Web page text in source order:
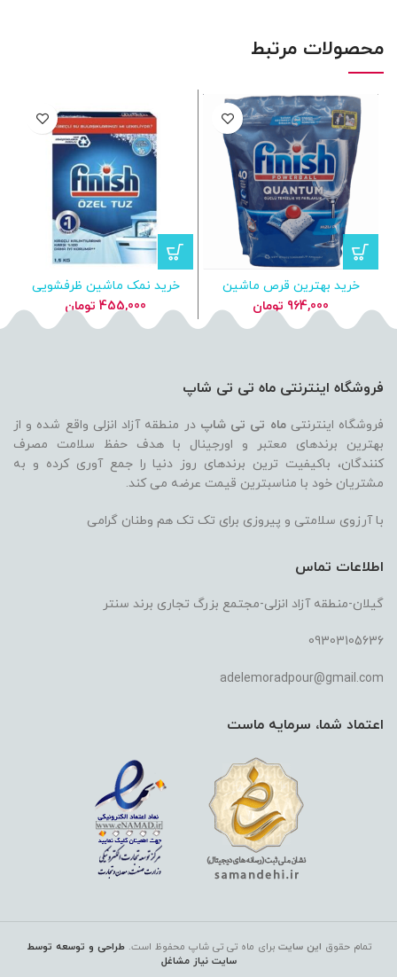
محصولات مرتبط
خرید بهترین قرص ماشین
ظرفشویی فینیش Finish
Quantum بسته 40 عددی
964,000 تومان
خرید نمک ماشین ظرفشویی
فینیش 1.5 کیلویی
455,000 تومان
فروشگاه اینترنتی ماه تی تی شاپ
فروشگاه اینترنتیماه تی تی شاپ در منطقه آزاد انزلی واقع شده و از
بهترین برندهای معتبر و اورجینال با هدف حفظ سلامت مصرف
کنندگان، باکیفیت ترین برندهای روز دنیا را جمع آوری کرده و به
مشتریان خود با مناسبترین قیمت عرضه می کند.
با آرزوی سلامتی و پیروزی برای تک تک هم وطنان گرامی
اطلاعات تماس
گیلان-منطقه آزاد انزلی-مجتمع بزرگ تجاری برند سنتر
09303105636
adelemoradpour@gmail.com
اعتماد شما، سرمایه ماست
تمام حقوق این سایتبرای ماه تی تی شاپ محفوظ است.طراحی و توسعه توسط
سایت نیاز مشاغل